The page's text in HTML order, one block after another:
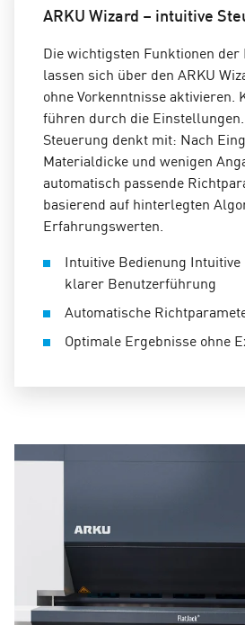
ARKU Wizard – intuitive
Die wichtigsten Funktionen
lassen sich über den ARKU
ohne Vorkenntnisse aktivieren.
führen durch die
Steuerung denkt mit: Nach
Materialdicke und wenigen
automatisch passende
basierend auf hinterlegten
Erfahrungswerten.
Intuitive Bedienung
klarer Benutzerführung
Automatische
Optimale Ergebnisse ohne